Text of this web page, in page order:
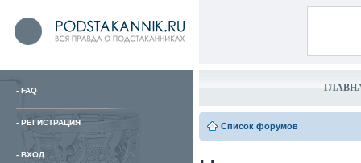
- FAQ
- РЕГИСТРАЦИЯ
- ВХОД
Список форумов